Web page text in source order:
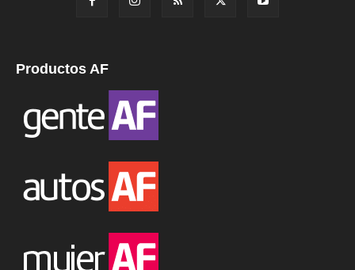
Productos AF